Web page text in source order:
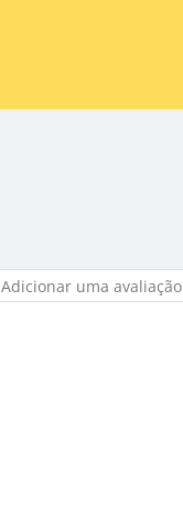
Adicionar uma avaliação